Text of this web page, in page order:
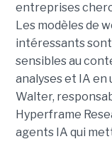
entreprises
Les modèles de
intéressants
sensibles au
analyses et IA en
Walter,
Hyperframe
agents IA qui